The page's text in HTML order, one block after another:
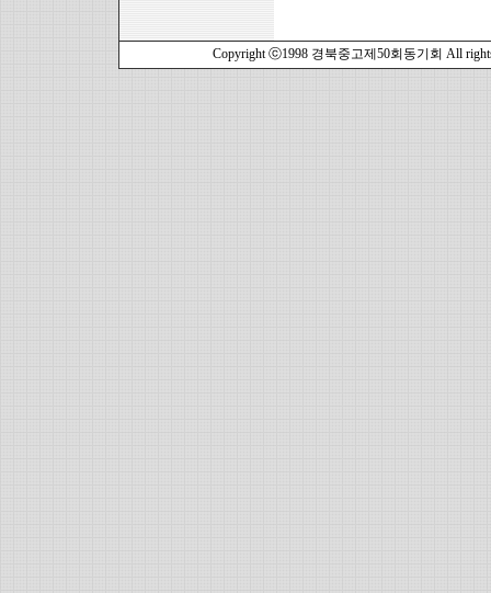
Copyright ⓒ1998 경북중고제50회동기회 All